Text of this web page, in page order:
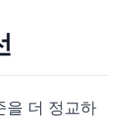
을 더 정교하